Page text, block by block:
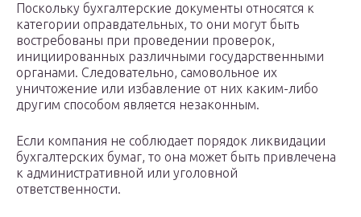
Поскольку бухгалтерские документы относятся к
категории оправдательных, то они могут быть
востребованы при проведении проверок,
инициированных различными государственными
органами. Следовательно, самовольное их
уничтожение или избавление от них каким-либо
другим способом является незаконным.
Если компания не соблюдает порядок ликвидации
бухгалтерских бумаг, то она может быть привлечена
к административной или уголовной
ответственности.